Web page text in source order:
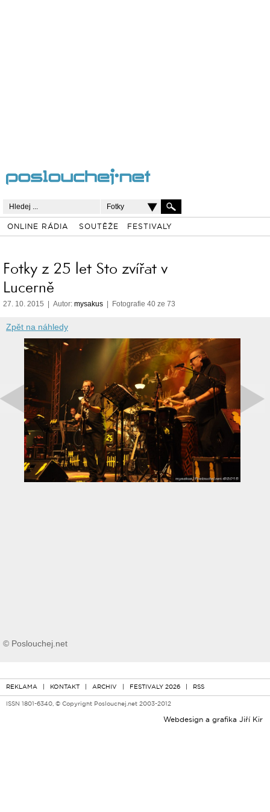
Fotky
ONLINE RÁDIA SOUTĚŽE FESTIVALY
Fotky z 25 let Sto zvířat v
Lucerně
27. 10. 2015 | Autor: mysakus | Fotografie 40 ze 73
Zpět na náhledy
© Poslouchej.net
REKLAMA | KONTAKT | ARCHIV | FESTIVALY 2026 | RSS
ISSN 1801-6340, © Copyright Poslouchej.net 2003-2012
Webdesign a grafika Jiří Kir